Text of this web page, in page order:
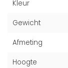
Kleur
Gewicht
Afmeting
Hoogte